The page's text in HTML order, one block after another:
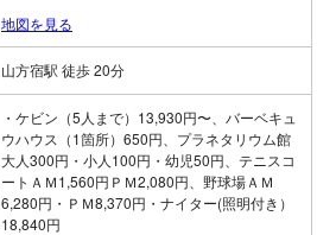
地図を見る
山方宿駅 徒歩 20分
・ケビン（5人まで）13,930円〜、バーベキュ
ウハウス（1箇所）650円、プラネタリウム館
大人300円・小人100円・幼児50円、テニスコ
ートＡＭ1,560円ＰＭ2,080円、野球場ＡＭ
6,280円・ＰＭ8,370円・ナイター(照明付き）
18,840円